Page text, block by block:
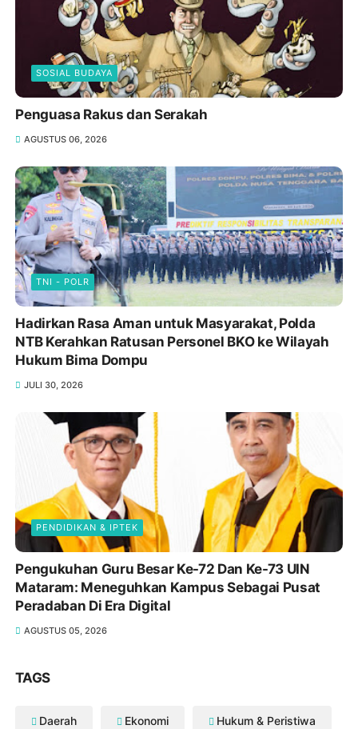
SOSIAL BUDAYA
Penguasa Rakus dan Serakah
AGUSTUS 06, 2026
TNI - POLR
Hadirkan Rasa Aman untuk Masyarakat, Polda
NTB Kerahkan Ratusan Personel BKO ke Wilayah
Hukum Bima Dompu
JULI 30, 2026
PENDIDIKAN & IPTEK
Pengukuhan Guru Besar Ke-72 Dan Ke-73 UIN
Mataram: Meneguhkan Kampus Sebagai Pusat
Peradaban Di Era Digital
AGUSTUS 05, 2026
TAGS
Daerah Ekonomi Hukum & Peristiwa